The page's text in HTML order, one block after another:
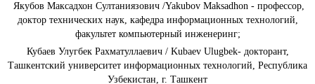
Якубов Максадхон Султаниязович /Yakubov Maksadhon - профессор,
доктор технических наук, кафедра информационных технологий,
факультет компьютерный инженеринг;
Кубаев Улугбек Рахматуллаевич / Kubaev Ulugbek- докторант,
Ташкентский университет информационных технологий, Республика
Узбекистан, г. Ташкент